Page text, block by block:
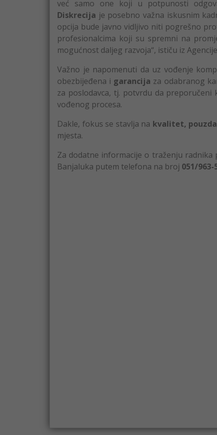
već samo one koji u potpunosti
Diskrecija je posebno važna iskusnim
opcija bude javno vidljivo niti pogrešno
profesionalcima koji su spremni na
mogućnost daljeg razvoja“, ističu iz
Važno je napomenuti da uz vođenje
obezbijeđena i garancija za odabranog
za poslodavca, tj. potvrdu da preporučeni
vođenog procesa.
Dakle, fokus se stavlja na kvalitet,
mjesta.
Za dodatne informacije o traženju
Banjaluka putem telefona na broj 051/963-